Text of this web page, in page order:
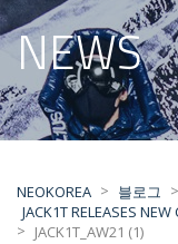
NEWS
NEOKOREA > 블로그 >
JACK1T RELEASES NEW
> JACK1T_AW21 (1)